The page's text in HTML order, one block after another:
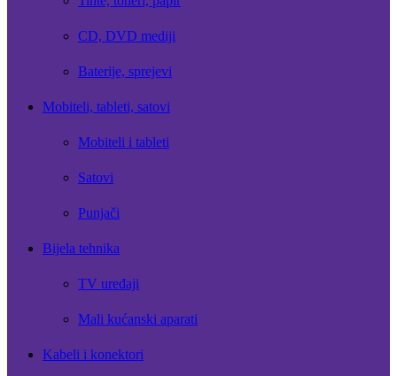
CD, DVD mediji
Baterije, sprejevi
Mobiteli, tableti, satovi
Mobiteli i tableti
Satovi
Punjači
Bijela tehnika
TV uređaji
Mali kućanski aparati
Kabeli i konektori